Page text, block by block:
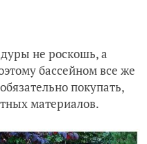
не роскошь, а
бассейном все же
покупать,
материалов.